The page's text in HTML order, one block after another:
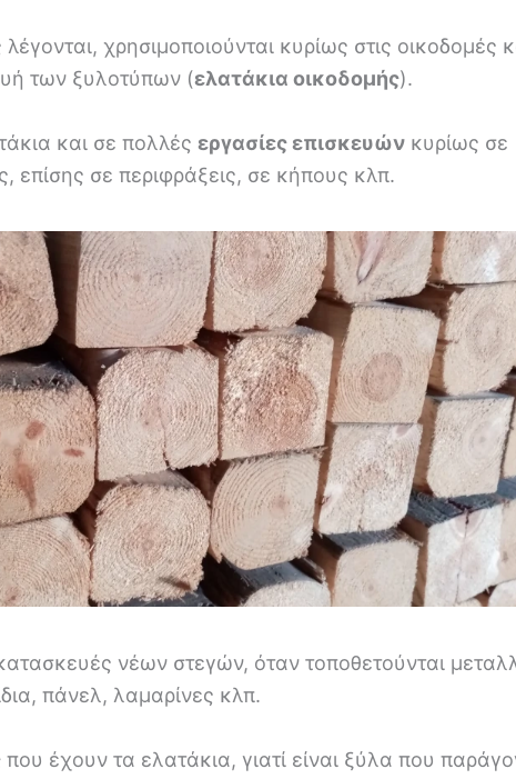
χρησιμοποιούνται κυρίως στις οικοδομές
των ξυλοτύπων (ελατάκια οικοδομής).
και σε πολλές εργασίες επισκευών κυρίως σε
επίσης σε περιφράξεις, σε κήπους κλπ.
νέων στεγών, όταν τοποθετούνται
πάνελ, λαμαρίνες κλπ.
που έχουν τα ελατάκια, γιατί είναι ξύλα που